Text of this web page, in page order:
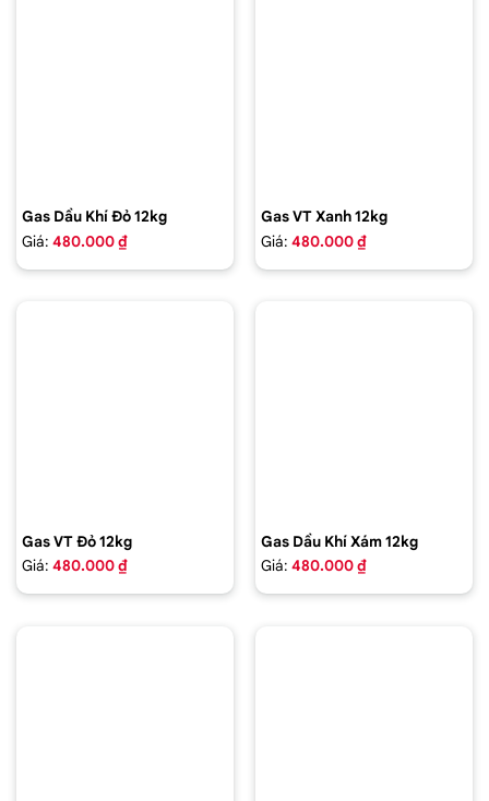
Gas Dầu Khí Đỏ 12kg
Giá: 480.000 ₫
Gas VT Xanh 12kg
Giá: 480.000 ₫
Gas VT Đỏ 12kg
Giá: 480.000 ₫
Gas Dầu Khí Xám 12kg
Giá: 480.000 ₫